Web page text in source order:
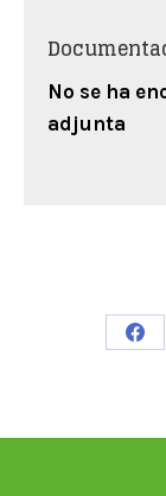
No se ha
adjunta